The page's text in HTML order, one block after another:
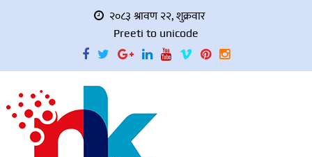
२०८३ श्रावण २२, शुक्रवार
Preeti to unicode